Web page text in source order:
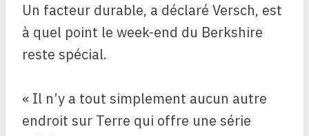
Un facteur durable, a déclaré Versch, est
à quel point le week-end du Berkshire
reste spécial.
« Il n’y a tout simplement aucun autre
endroit sur Terre qui offre une série